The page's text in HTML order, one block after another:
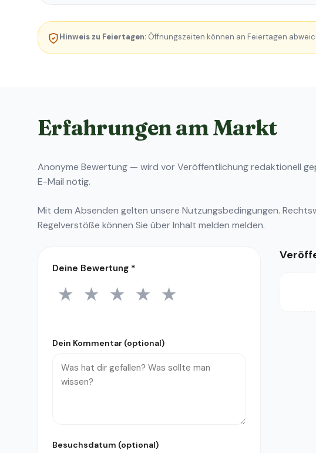
Hinweis zu Feiertagen: Öffnungszeiten können an Feiertagen
Erfahrungen am Markt
Anonyme Bewertung — wird vor Veröffentlichung redaktionell
E-Mail nötig.
Mit dem Absenden gelten unsere Nutzungsbedingungen.
Regelverstöße können Sie überInhalt melden melden.
Deine Bewertung *
1 Stern
★ 2 Sterne
★ 3 Sterne
★ 4 Sterne
★ 5 Sterne
★
Dein Kommentar (optional)
Besuchsdatum (optional)